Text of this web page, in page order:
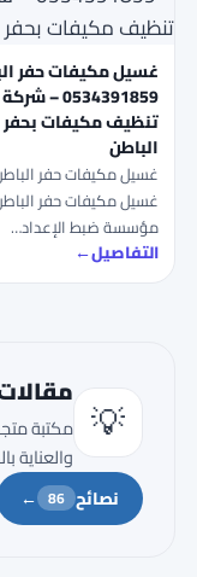
غسيل مكيفات حفر
0534391859 – شركة
تنظيف مكيفات بحفر
الباطن
غسيل مكيفات حفر
غسيل مكيفات حفر
مؤسسة ضبط الإعداد…
التفاصيل←
💡 مكتبة
والعناية
نصائح 86
←